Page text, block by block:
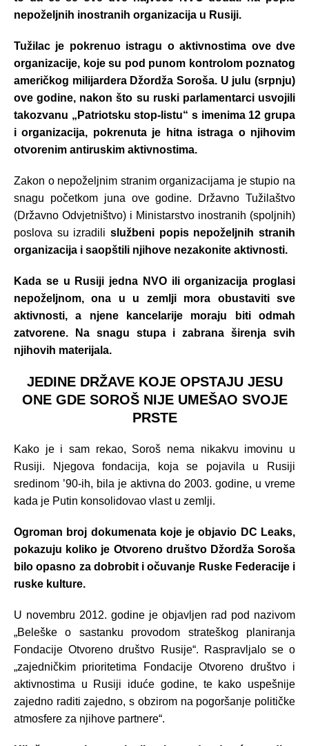
nepoželjnih inostranih organizacija u Rusiji.
Tužilac je pokrenuo istragu o aktivnostima ove dve
organizacije, koje su pod punom kontrolom poznatog
američkog milijardera Džordža Soroša. U julu (srpnju)
ove godine, nakon što su ruski parlamentarci usvojili
takozvanu „Patriotsku stop-listu“ s imenima 12 grupa
i organizacija, pokrenuta je hitna istraga o njihovim
otvorenim antiruskim aktivnostima.
Zakon o nepoželjnim stranim organizacijama je stupio na
snagu početkom juna ove godine. Državno Tužilaštvo
(Državno Odvjetništvo) i Ministarstvo inostranih (spoljnih)
poslova su izradili službeni popis nepoželjnih stranih
organizacija i saopštili njihove nezakonite aktivnosti.
Kada se u Rusiji jedna NVO ili organizacija proglasi
nepoželjnom, ona u u zemlji mora obustaviti sve
aktivnosti, a njene kancelarije moraju biti odmah
zatvorene. Na snagu stupa i zabrana širenja svih
njihovih materijala.
JEDINE DRŽAVE KOJE OPSTAJU JESU
ONE GDE SOROŠ NIJE UMEŠAO SVOJE
PRSTE
Kako je i sam rekao, Soroš nema nikakvu imovinu u
Rusiji. Njegova fondacija, koja se pojavila u Rusiji
sredinom ’90-ih, bila je aktivna do 2003. godine, u vreme
kada je Putin konsolidovao vlast u zemlji.
Ogroman broj dokumenata koje je objavio DC Leaks,
pokazuju koliko je Otvoreno društvo Džordža Soroša
bilo opasno za dobrobit i očuvanje Ruske Federacije i
ruske kulture.
U novembru 2012. godine je objavljen rad pod nazivom
„Beleške o sastanku provodom strateškog planiranja
Fondacije Otvoreno društvo Rusije“. Raspravljalo se o
„zajedničkim prioritetima Fondacije Otvoreno društvo i
aktivnostima u Rusiji iduće godine, te kako uspešnije
zajedno raditi zajedno, s obzirom na pogoršanje političke
atmosfere za njihove partnere“.